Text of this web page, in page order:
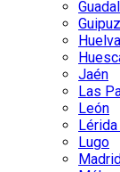
Huelva
Jaén
Las
León
Lugo